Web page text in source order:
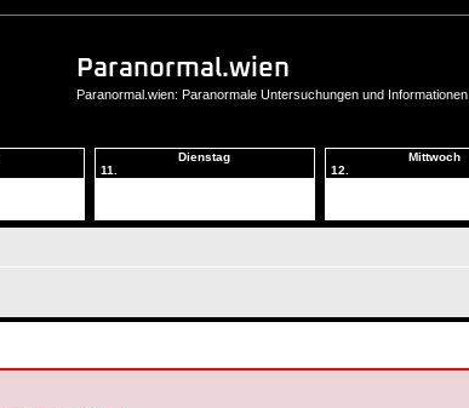
Paranormal.wien
Paranormal.wien: Paranormale Untersuchungen und Informationen
Dienstag
11.
Mittwoch
12.